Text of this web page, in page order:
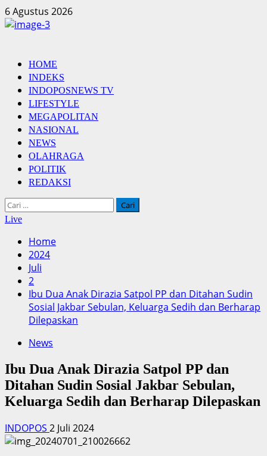
Skip
to
6 Agustus 2026
Primary
Menu
HOME
INDEKS
INDOPOSNEWS TV
LIFESTYLE
MEGAPOLITAN
NASIONAL
NEWS
OLAHRAGA
POLITIK
REDAKSI
Cari
untuk:
Live
Home
2024
Juli
2
Ibu Dua Anak Dirazia Satpol PP dan Ditahan Sudin
Sosial Jakbar Sebulan, Keluarga Sedih dan Berharap
Dilepaskan
News
Ibu Dua Anak Dirazia Satpol PP dan
Ditahan Sudin Sosial Jakbar Sebulan,
Keluarga Sedih dan Berharap Dilepaskan
INDOPOS 2 Juli 2024